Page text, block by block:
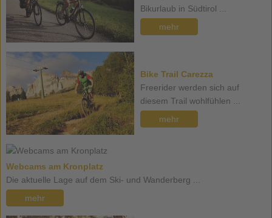
Bikurlaub in Südtirol ...
mehr
Bike Trail Carezza
Freerider werden sich auf
diesem Trail wohlfühlen ...
mehr
Webcams am Kronplatz
Die aktuelle Lage auf dem Ski- und Wanderberg ...
mehr